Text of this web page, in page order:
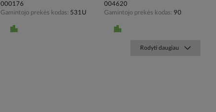
000176
Gamintojo prekės kodas
531U
004620
Gamintojo prekės kodas 90
Rodyti daugiau